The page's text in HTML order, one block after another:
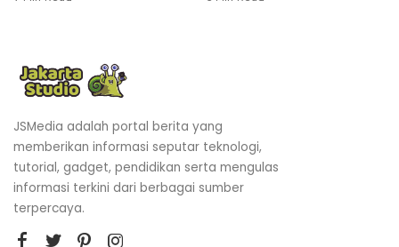
JSMedia adalah portal berita yang
memberikan informasi seputar teknologi,
tutorial, gadget, pendidikan serta mengulas
informasi terkini dari berbagai sumber
terpercaya.